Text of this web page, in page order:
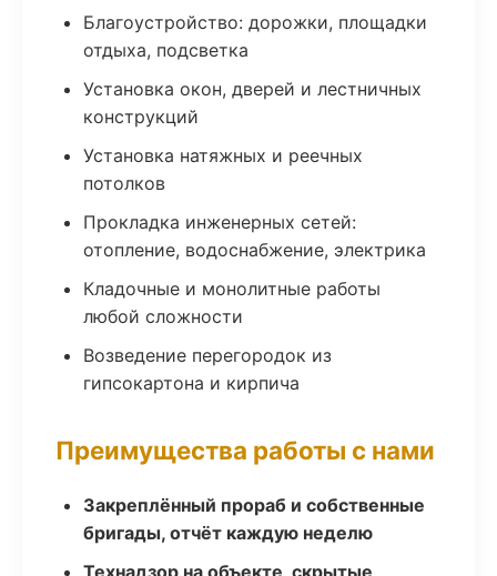
Благоустройство: дорожки, площадки
отдыха, подсветка
Установка окон, дверей и лестничных
конструкций
Установка натяжных и реечных
потолков
Прокладка инженерных сетей:
отопление, водоснабжение, электрика
Кладочные и монолитные работы
любой сложности
Возведение перегородок из
гипсокартона и кирпича
Преимущества работы с нами
Закреплённый прораб и собственные
бригады, отчёт каждую неделю
Технадзор на объекте, скрытые